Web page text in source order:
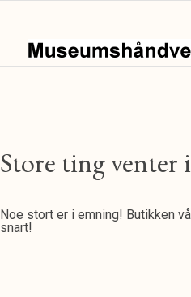
Store ting venter
Noe stort er i emning! Butikken
snart!